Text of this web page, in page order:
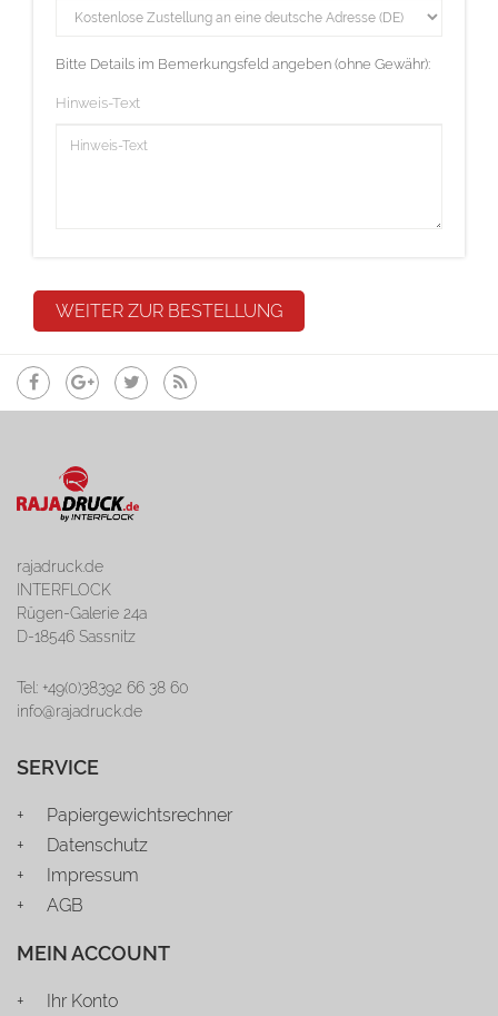
Bitte Details im Bemerkungsfeld angeben (ohne Gewähr):
Hinweis-Text
rajadruck.de
INTERFLOCK
Rügen-Galerie 24a
D-18546 Sassnitz
Tel: +49(0)38392 66 38 60
info@rajadruck.de
SERVICE
Papiergewichtsrechner
Datenschutz
Impressum
AGB
MEIN ACCOUNT
Ihr Konto